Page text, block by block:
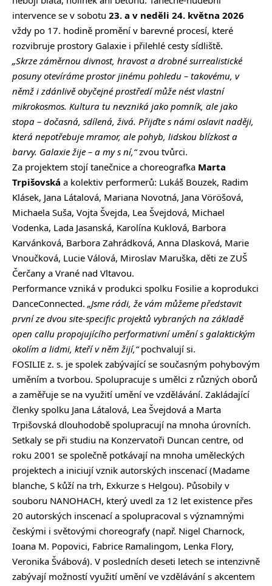
intervence se v sobotu 23. a v neděli 24. května 2026
vždy po 17. hodině promění v barevné procesí, které
rozvibruje prostory Galaxie i přilehlé cesty sídliště.
„Skrze záměrnou divnost, hravost a drobné surrealistické
posuny otevíráme prostor jinému pohledu – takovému, v
němž i zdánlivě obyčejné prostředí může nést vlastní
mikrokosmos. Kultura tu nevzniká jako pomník, ale jako
stopa – dočasná, sdílená, živá. Přijďte s námi oslavit naději,
která nepotřebuje mramor, ale pohyb, lidskou blízkost a
barvy. Galaxie žije – a my s ní,“zvou tvůrci.
Za projektem stojí tanečnice a choreografka Marta
Trpišovská a kolektiv performerů: Lukáš Bouzek, Radim
Klásek, Jana Látalová, Mariana Novotná, Jana Vöröšová,
Michaela Suša, Vojta Švejda, Lea Švejdová, Michael
Vodenka, Lada Jasanská, Karolína Kuklová, Barbora
Karvánková, Barbora Zahrádková, Anna Dlasková, Marie
Vnoučková, Lucie Válová, Miroslav Maruška, děti ze ZUŠ
Čerčany a Vrané nad Vltavou.
Performance vzniká v produkci spolku Fosilie a koprodukci
DanceConnected. „Jsme rádi, že vám můžeme představit
první ze dvou site-specific projektů vybraných na základě
open callu propojujícího performativní umění s galaktickým
okolím a lidmi, kteří v něm žijí,“pochvalují si.
FOSILIE z. s. je spolek zabývající se současným pohybovým
uměním a tvorbou. Spolupracuje s umělci z různých oborů
a zaměřuje se na využití umění ve vzdělávání. Zakládající
členky spolku Jana Látalová, Lea Švejdová a Marta
Trpišovská dlouhodobě spolupracují na mnoha úrovních.
Setkaly se při studiu na Konzervatoři Duncan centre, od
roku 2001 se společně potkávají na mnoha uměleckých
projektech a iniciují vznik autorských inscenací (Madame
blanche, S kůží na trh, Exkurze s Helgou). Působily v
souboru NANOHACH, který uvedl za 12 let existence přes
20 autorských inscenací a spolupracoval s významnými
českými i světovými choreografy (např. Nigel Charnock,
Ioana M. Popovici, Fabrice Ramalingom, Lenka Flory,
Veronika Švábová). V posledních deseti letech se intenzivně
zabývají možností využití umění ve vzdělávání s akcentem